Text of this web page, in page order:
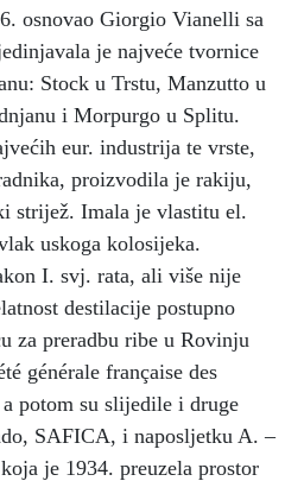
osnovao Giorgio Vianelli sa
je najveće tvornice
Stock u Trstu, Manzutto u
i Morpurgo u Splitu.
eur. industrija te vrste,
proizvodila je rakiju,
strijež. Imala je vlastitu el.
uskoga kolosijeka.
I. svj. rata, ali više nije
destilacije postupno
za preradbu ribe u Rovinju
générale française des
potom su slijedile i druge
SAFICA, i naposljetku A. –
je 1934. preuzela prostor